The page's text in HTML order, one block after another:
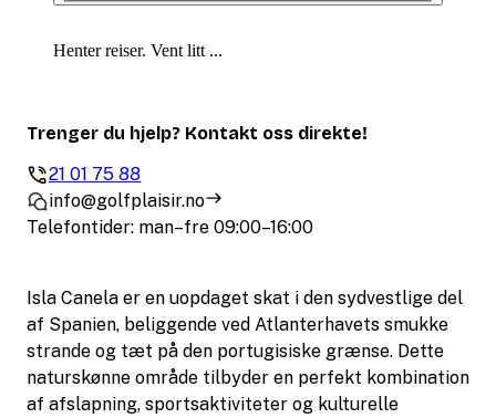
Isla Canela er en uopdaget skat i den sydvestlige del
af Spanien, beliggende ved Atlanterhavets smukke
strande og tæt på den portugisiske grænse. Dette
naturskønne område tilbyder en perfekt kombination
af afslapning, sportsaktiviteter og kulturelle
Henter reiser. Vent litt ...
Trenger du hjelp? Kontakt oss direkte!
21 01 75 88
info@golfplaisir.no
Telefontider: man–fre 09:00–16:00